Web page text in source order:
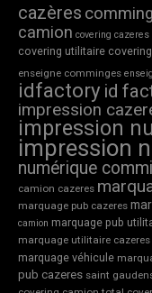
cazères
camion covering cazeres
covering utilitaire
enseigne comminges
idfactory id
impression
impression
impression
numérique
camion cazeres
marquage pub cazeres
camion marquage pub
marquage utilitaire cazeres
marquage véhicule
pub cazeres saint